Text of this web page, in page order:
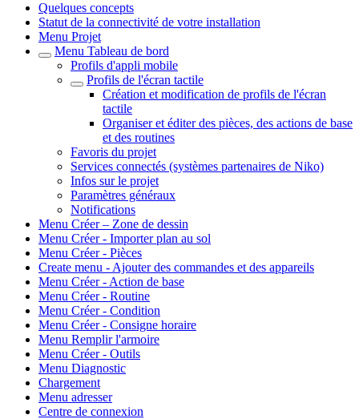
Quelques concepts
Statut de la connectivité de votre installation
Menu Projet
Menu Tableau de bord
Profils d'appli mobile
Profils de l'écran tactile
Création et modification de profils de l'écran
tactile
Organiser et éditer des pièces, des actions de base
et des routines
Favoris du projet
Services connectés (systèmes partenaires de Niko)
Infos sur le projet
Paramètres généraux
Notifications
Menu Créer – Zone de dessin
Menu Créer - Importer plan au sol
Menu Créer - Pièces
Create menu - Ajouter des commandes et des appareils
Menu Créer - Action de base
Menu Créer - Routine
Menu Créer - Condition
Menu Créer - Consigne horaire
Menu Remplir l'armoire
Menu Créer - Outils
Menu Diagnostic
Chargement
Menu adresser
Centre de connexion